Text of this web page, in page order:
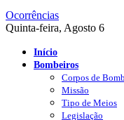
Ocorrências
Quinta-feira, Agosto 6
Início
Bombeiros
Corpos de
Missão
Tipo de Meios
Legislação